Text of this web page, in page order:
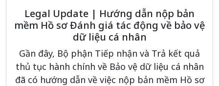
Legal Update | Hướng dẫn nộp bản
mềm Hồ sơ Đánh giá tác động về bảo vệ
dữ liệu cá nhân
Gần đây, Bộ phận Tiếp nhận và Trả kết quả
thủ tục hành chính về Bảo vệ dữ liệu cá nhân
đã có hướng dẫn về việc nộp bản mềm Hồ sơ